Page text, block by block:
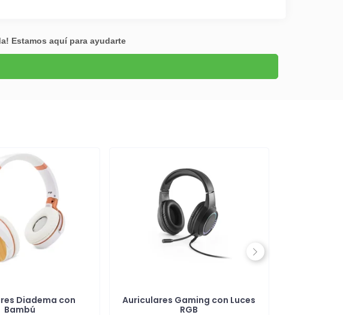
Estamos aquí para ayudarte
Diadema con
Bambú
Auriculares Gaming con Luces
RGB
Next